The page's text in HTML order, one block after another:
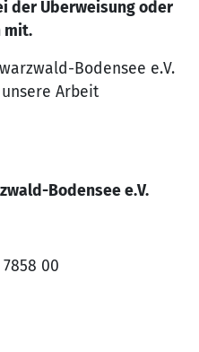
der Überweisung oder
mit.
Bodensee e.V.
Arbeit
Bodensee e.V.
7858 00